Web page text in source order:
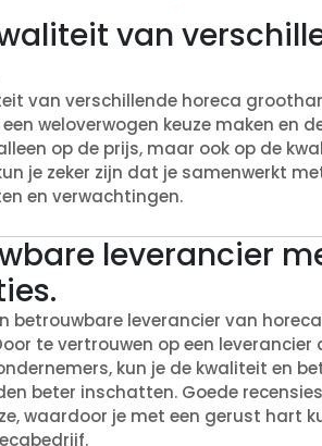
van
van verschillende horeca
weloverwogen keuze maken en
op de prijs, maar ook op de
je zeker zijn dat je samenwerkt
en verwachtingen.
leverancier
betrouwbare leverancier van
te vertrouwen op een
kun je de kwaliteit en
beter inschatten. Goede
waardoor je met een gerust hart